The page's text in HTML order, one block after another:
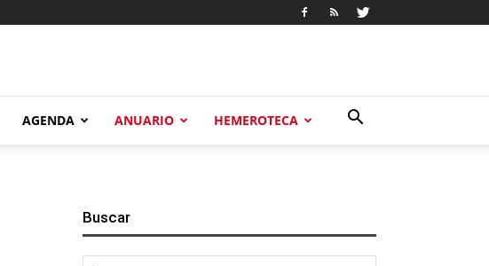
AGENDA ANUARIO HEMEROTECA
Buscar